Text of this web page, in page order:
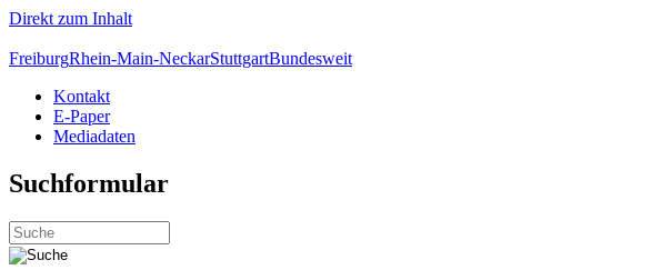
Direkt zum Inhalt
FreiburgRhein-Main-NeckarStuttgartBundesweit
Kontakt
E-Paper
Mediadaten
Suchformular